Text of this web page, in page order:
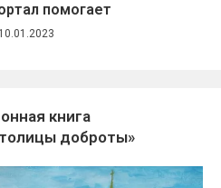
помогает
10.01.2023
книга
доброты»